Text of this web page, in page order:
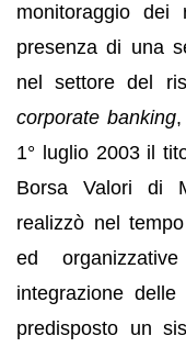
monitoraggio
presenza di una
nel settore del
corporate banking
1° luglio 2003 il
Borsa Valori di
realizzò nel
ed
integrazione
predisposto un